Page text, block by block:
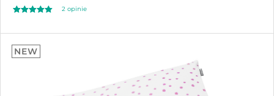
na 5
2 opinie
NEW